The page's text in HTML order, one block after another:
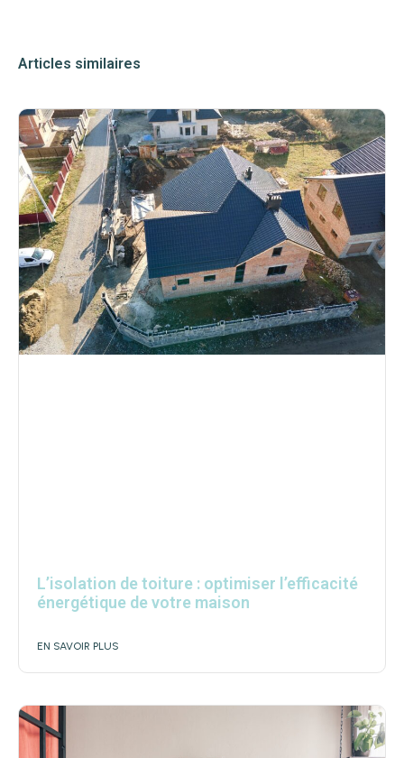
Articles similaires
L’isolation de toiture : optimiser l’efficacité
énergétique de votre maison
EN SAVOIR PLUS